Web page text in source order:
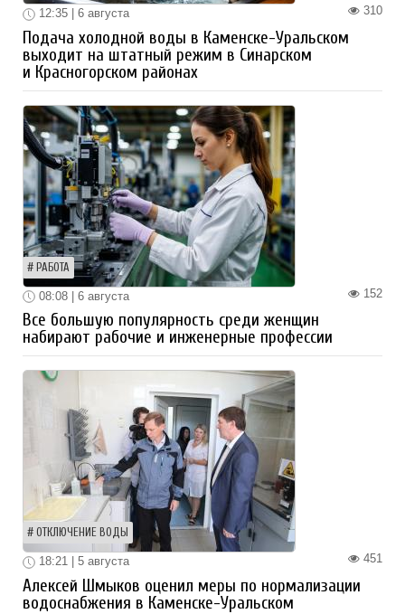
310
12:35 | 6 августа
Подача холодной воды в Каменске-Уральском
выходит на штатный режим в Синарском
и Красногорском районах
РАБОТА
152
08:08 | 6 августа
Все большую популярность среди женщин
набирают рабочие и инженерные профессии
ОТКЛЮЧЕНИЕ ВОДЫ
451
18:21 | 5 августа
Алексей Шмыков оценил меры по нормализации
водоснабжения в Каменске-Уральском